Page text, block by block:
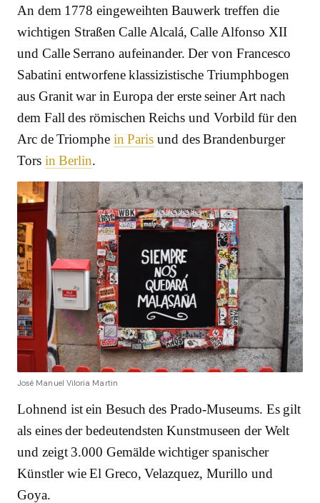
An dem 1778 eingeweihten Bauwerk treffen die
wichtigen Straßen Calle Alcalá, Calle Alfonso XII
und Calle Serrano aufeinander. Der von Francesco
Sabatini entworfene klassizistische Triumphbogen
aus Granit war in Europa der erste seiner Art nach
dem Fall des römischen Reichs und Vorbild für den
Arc de Triomphe in Paris und des Brandenburger
Tors in Berlin.
José Manuel Viloria Martin
Lohnend ist ein Besuch des Prado-Museums. Es gilt
als eines der bedeutendsten Kunstmuseen der Welt
und zeigt 3.000 Gemälde wichtiger spanischer
Künstler wie El Greco, Velazquez, Murillo und
Goya.